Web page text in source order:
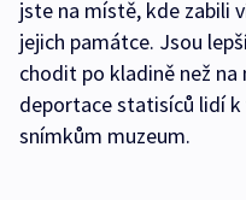
jste na místě, kde zabili
jejich památce. Jsou
chodit po kladině než
deportace statisíců lidí k
snímkům muzeum.